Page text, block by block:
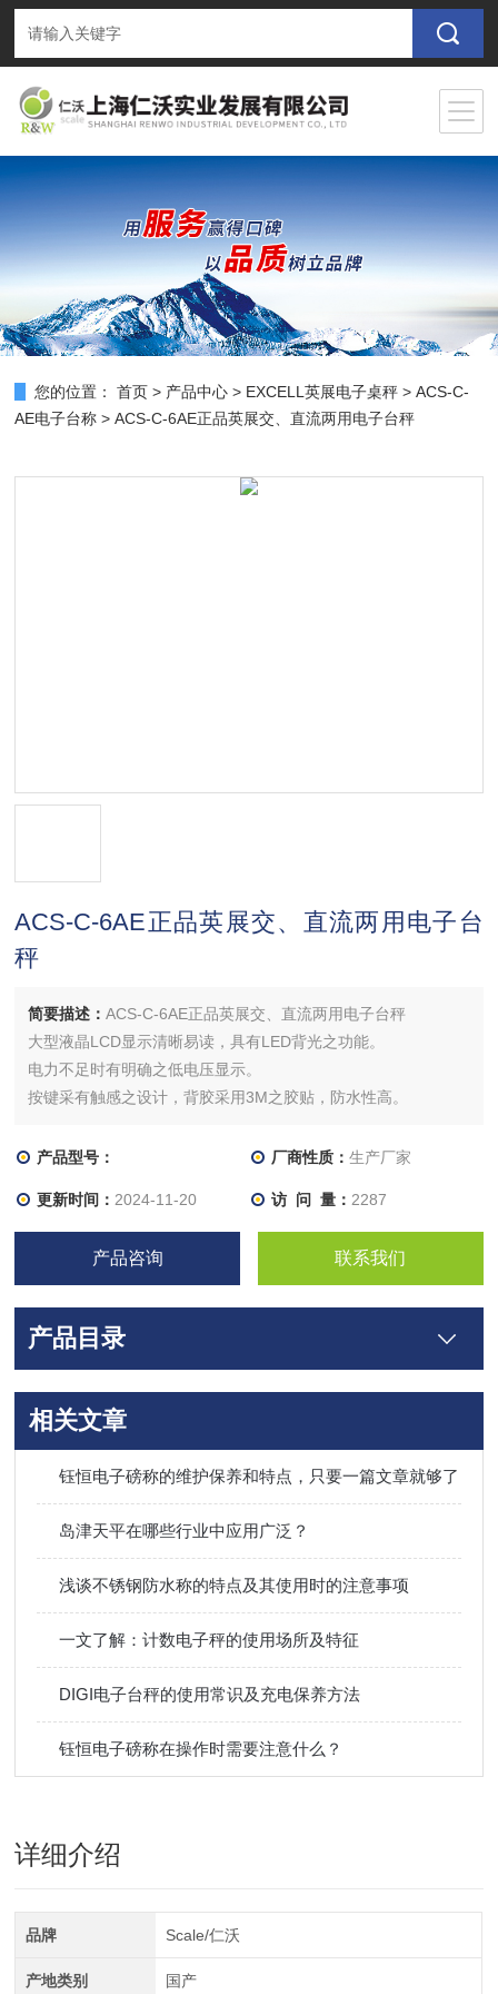
您的位置： 首页 > 产品中心 > EXCELL英展电子桌秤 >ACS-C-
AE电子台称 > ACS-C-6AE正品英展交、直流两用电子台秤
ACS-C-6AE正品英展交、直流两用电子台
秤
简要描述：ACS-C-6AE正品英展交、直流两用电子台秤
大型液晶LCD显示清晰易读，具有LED背光之功能。
电力不足时有明确之低电压显示。
按键采有触感之设计，背胶采用3M之胶贴，防水性高。
选配：
产品型号： 厂商性质： 生产厂家
更新时间： 2024-11-20 访 问 量： 2287
产品咨询 联系我们
产品目录
相关文章
钰恒电子磅称的维护保养和特点，只要一篇文章就够了
岛津天平在哪些行业中应用广泛？
浅谈不锈钢防水称的特点及其使用时的注意事项
一文了解：计数电子秤的使用场所及特征
DIGI电子台秤的使用常识及充电保养方法
钰恒电子磅称在操作时需要注意什么？
详细介绍
品牌 Scale/仁沃
产地类别 国产